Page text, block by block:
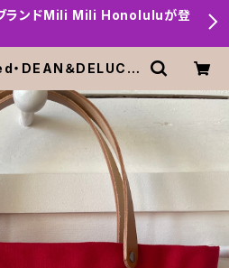
ランドMili Mili Honoluluが登
・DEAN＆DELUCA
サイズ 送料無料
Honolulu